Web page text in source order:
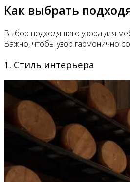
Как выбрать
Выбор подходящего узора для
Важно, чтобы узор гармонично
1. Стиль интерьера